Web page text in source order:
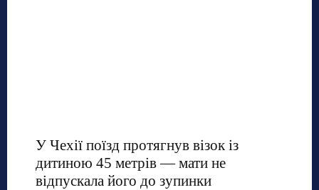
У Чехії поїзд протягнув візок із
дитиною 45 метрів — мати не
відпускала його до зупинки